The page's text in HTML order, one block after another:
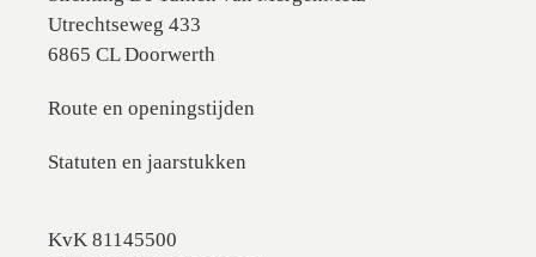
Utrechtseweg 433
6865 CL Doorwerth
Route en openingstijden
Statuten en jaarstukken
KvK 81145500